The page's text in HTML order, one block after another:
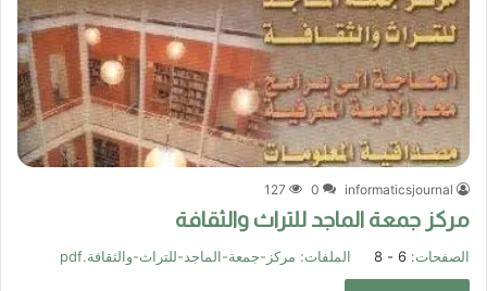
informaticsjournal
0
127
مركز جمعة الماجد للتراث والثقافة
الصفحات: 6 - 8 الملفات: مركز-جمعة-الماجد-للتراث-والثقافة.pdf